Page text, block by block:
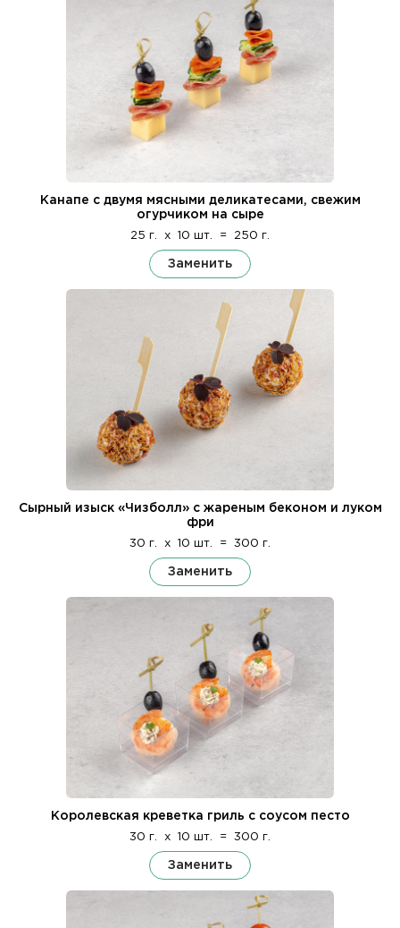
Канапе с двумя мясными деликатесами, свежим
огурчиком на сыре
25 г. x 10 шт. = 250 г.
Заменить
Сырный изыск «Чизболл» с жареным беконом и луком
фри
30 г. x 10 шт. = 300 г.
Заменить
Королевская креветка гриль с соусом песто
30 г. x 10 шт. = 300 г.
Заменить